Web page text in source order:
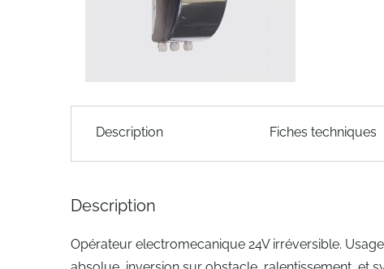
the
images
Description Fiches techniques
Description
Opérateur electromecanique 24V irréversible.